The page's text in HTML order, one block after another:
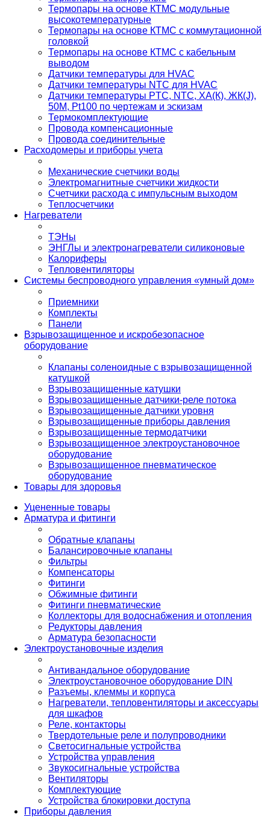
Термопары на основе КТМС модульные
высокотемпературные
Термопары на основе КТМС с коммутационной
головкой
Термопары на основе КТМС с кабельным
выводом
Датчики температуры для HVAC
Датчики температуры NTC для HVAC
Датчики температуры PTС, NTC, ХА(К), ЖК(J),
50М, Pt100 по чертежам и эскизам
Термокомплектующие
Провода компенсационные
Провода соединительные
Расходомеры и приборы учета
Механические счетчики воды
Электромагнитные счетчики жидкости
Счетчики расхода с импульсным выходом
Теплосчетчики
Нагреватели
ТЭНы
ЭНГЛы и электронагреватели силиконовые
Калориферы
Тепловентиляторы
Системы беспроводного управления «умный дом»
Приемники
Комплекты
Панели
Взрывозащищенное и искробезопасное
оборудование
Клапаны соленоидные с взрывозащищенной
катушкой
Взрывозащищенные катушки
Взрывозащищенные датчики-реле потока
Взрывозащищенные датчики уровня
Взрывозащищенные приборы давления
Взрывозащищенные термодатчики
Взрывозащищенное электроустановочное
оборудование
Взрывозащищенное пневматическое
оборудование
Товары для здоровья
Уцененные товары
Арматура и фитинги
Обратные клапаны
Балансировочные клапаны
Фильтры
Компенсаторы
Фитинги
Обжимные фитинги
Фитинги пневматические
Коллекторы для водоснабжения и отопления
Редукторы давления
Арматура безопасности
Электроустановочные изделия
Антивандальное оборудование
Электроустановочное оборудование DIN
Разъемы, клеммы и корпуса
Нагреватели, тепловентиляторы и аксессуары
для шкафов
Реле, контакторы
Твердотельные реле и полупроводники
Светосигнальные устройства
Устройства управления
Звукосигнальные устройства
Вентиляторы
Комплектующие
Устройства блокировки доступа
Приборы давления